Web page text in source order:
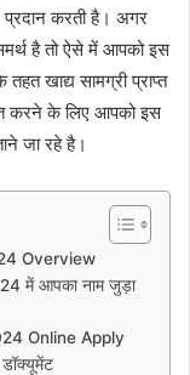
प्रदान करती है। अगर
है तो ऐसे में आपको इस
खाद्य सामग्री प्राप्त
करने के लिए आपको इस
जा रहे है।
Overview
में आपका नाम जुड़ा
Online Apply
डॉक्यूमेंट